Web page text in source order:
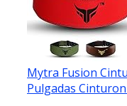
Mytra Fusion
Pulgadas